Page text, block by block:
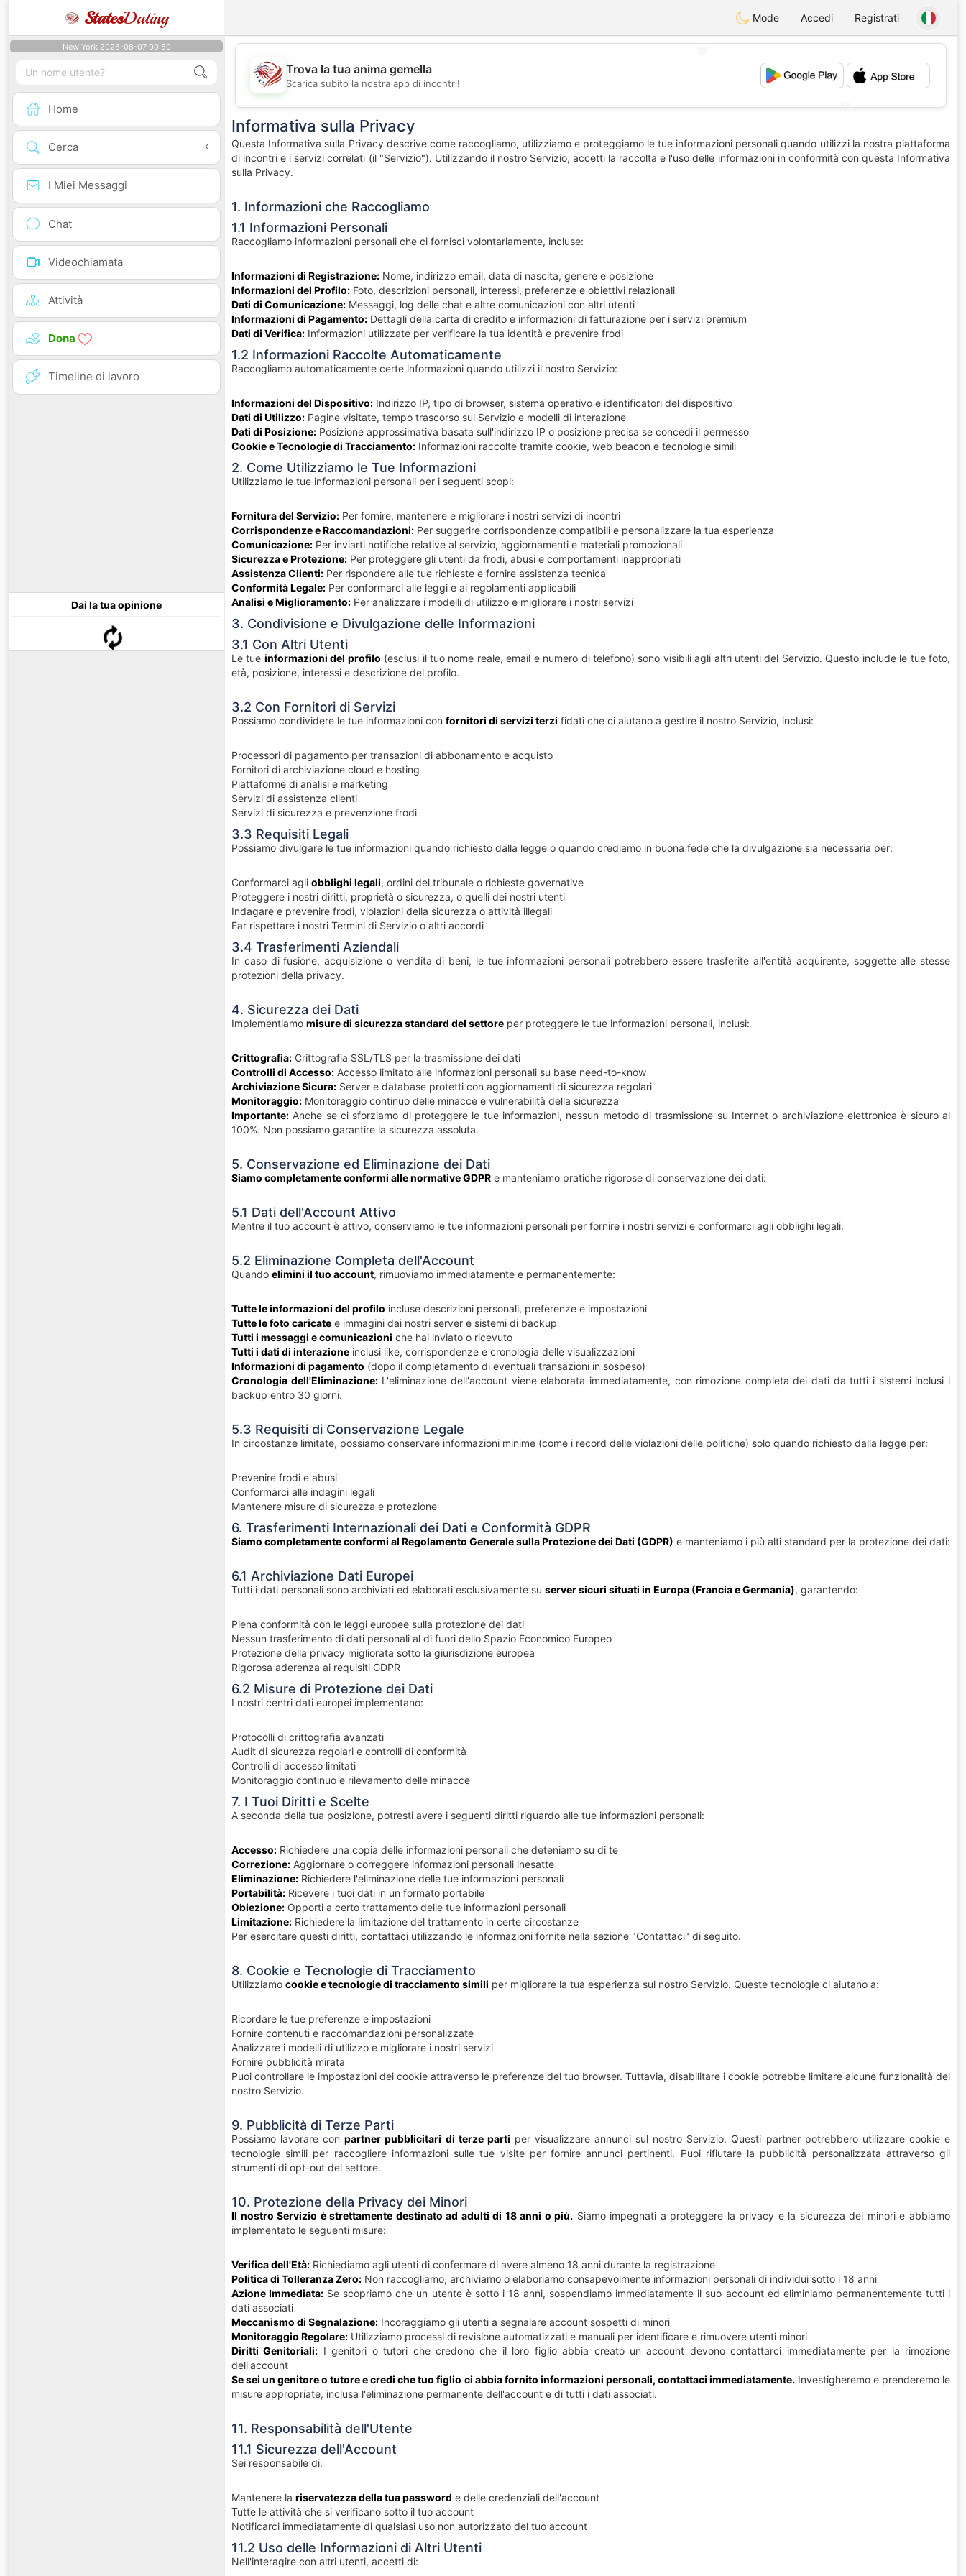
StatesDating Mode Accedi Registrati
New York 2026-08-07 00:50
Home
Cerca
I Miei Messaggi
Chat
Videochiamata
Attività
Dona
Timeline di lavoro
Dai la tua opinione
💖
💕
Trova la tua anima gemella
Scarica subito la nostra app di incontri!
Informativa sulla Privacy
Questa Informativa sulla Privacy descrive come raccogliamo, utilizziamo e proteggiamo le tue informazioni personali quando utilizzi la nostra piattaforma
di incontri e i servizi correlati (il "Servizio"). Utilizzando il nostro Servizio, accetti la raccolta e l'uso delle informazioni in conformità con questa Informativa
sulla Privacy.
1. Informazioni che Raccogliamo
1.1 Informazioni Personali
Raccogliamo informazioni personali che ci fornisci volontariamente, incluse:
Informazioni di Registrazione: Nome, indirizzo email, data di nascita, genere e posizione
Informazioni del Profilo: Foto, descrizioni personali, interessi, preferenze e obiettivi relazionali
Dati di Comunicazione: Messaggi, log delle chat e altre comunicazioni con altri utenti
Informazioni di Pagamento: Dettagli della carta di credito e informazioni di fatturazione per i servizi premium
Dati di Verifica: Informazioni utilizzate per verificare la tua identità e prevenire frodi
1.2 Informazioni Raccolte Automaticamente
Raccogliamo automaticamente certe informazioni quando utilizzi il nostro Servizio:
Informazioni del Dispositivo: Indirizzo IP, tipo di browser, sistema operativo e identificatori del dispositivo
Dati di Utilizzo: Pagine visitate, tempo trascorso sul Servizio e modelli di interazione
Dati di Posizione: Posizione approssimativa basata sull'indirizzo IP o posizione precisa se concedi il permesso
Cookie e Tecnologie di Tracciamento: Informazioni raccolte tramite cookie, web beacon e tecnologie simili
2. Come Utilizziamo le Tue Informazioni
Utilizziamo le tue informazioni personali per i seguenti scopi:
Fornitura del Servizio: Per fornire, mantenere e migliorare i nostri servizi di incontri
Corrispondenze e Raccomandazioni: Per suggerire corrispondenze compatibili e personalizzare la tua esperienza
Comunicazione: Per inviarti notifiche relative al servizio, aggiornamenti e materiali promozionali
Sicurezza e Protezione: Per proteggere gli utenti da frodi, abusi e comportamenti inappropriati
Assistenza Clienti: Per rispondere alle tue richieste e fornire assistenza tecnica
Conformità Legale: Per conformarci alle leggi e ai regolamenti applicabili
Analisi e Miglioramento: Per analizzare i modelli di utilizzo e migliorare i nostri servizi
3. Condivisione e Divulgazione delle Informazioni
3.1 Con Altri Utenti
Le tue informazioni del profilo (esclusi il tuo nome reale, email e numero di telefono) sono visibili agli altri utenti del Servizio. Questo include le tue foto,
età, posizione, interessi e descrizione del profilo.
3.2 Con Fornitori di Servizi
Possiamo condividere le tue informazioni con fornitori di servizi terzi fidati che ci aiutano a gestire il nostro Servizio, inclusi:
Processori di pagamento per transazioni di abbonamento e acquisto
Fornitori di archiviazione cloud e hosting
Piattaforme di analisi e marketing
Servizi di assistenza clienti
Servizi di sicurezza e prevenzione frodi
3.3 Requisiti Legali
Possiamo divulgare le tue informazioni quando richiesto dalla legge o quando crediamo in buona fede che la divulgazione sia necessaria per:
Conformarci agli obblighi legali, ordini del tribunale o richieste governative
Proteggere i nostri diritti, proprietà o sicurezza, o quelli dei nostri utenti
Indagare e prevenire frodi, violazioni della sicurezza o attività illegali
Far rispettare i nostri Termini di Servizio o altri accordi
3.4 Trasferimenti Aziendali
In caso di fusione, acquisizione o vendita di beni, le tue informazioni personali potrebbero essere trasferite all'entità acquirente, soggette alle stesse
protezioni della privacy.
4. Sicurezza dei Dati
Implementiamo misure di sicurezza standard del settore per proteggere le tue informazioni personali, inclusi:
Crittografia: Crittografia SSL/TLS per la trasmissione dei dati
Controlli di Accesso: Accesso limitato alle informazioni personali su base need-to-know
Archiviazione Sicura: Server e database protetti con aggiornamenti di sicurezza regolari
Monitoraggio: Monitoraggio continuo delle minacce e vulnerabilità della sicurezza
Importante: Anche se ci sforziamo di proteggere le tue informazioni, nessun metodo di trasmissione su Internet o archiviazione elettronica è sicuro al
100%. Non possiamo garantire la sicurezza assoluta.
5. Conservazione ed Eliminazione dei Dati
Siamo completamente conformi alle normative GDPR e manteniamo pratiche rigorose di conservazione dei dati:
5.1 Dati dell'Account Attivo
Mentre il tuo account è attivo, conserviamo le tue informazioni personali per fornire i nostri servizi e conformarci agli obblighi legali.
5.2 Eliminazione Completa dell'Account
Quando elimini il tuo account, rimuoviamo immediatamente e permanentemente:
Tutte le informazioni del profilo incluse descrizioni personali, preferenze e impostazioni
Tutte le foto caricate e immagini dai nostri server e sistemi di backup
Tutti i messaggi e comunicazioni che hai inviato o ricevuto
Tutti i dati di interazione inclusi like, corrispondenze e cronologia delle visualizzazioni
Informazioni di pagamento (dopo il completamento di eventuali transazioni in sospeso)
Cronologia dell'Eliminazione:L'eliminazione dell'account viene elaborata immediatamente, con rimozione completa dei dati da tutti i sistemi inclusi i
backup entro 30 giorni.
5.3 Requisiti di Conservazione Legale
In circostanze limitate, possiamo conservare informazioni minime (come i record delle violazioni delle politiche) solo quando richiesto dalla legge per:
Prevenire frodi e abusi
Conformarci alle indagini legali
Mantenere misure di sicurezza e protezione
6. Trasferimenti Internazionali dei Dati e Conformità GDPR
Siamo completamente conformi al Regolamento Generale sulla Protezione dei Dati (GDPR) e manteniamo i più alti standard per la protezione dei dati:
6.1 Archiviazione Dati Europei
Tutti i dati personali sono archiviati ed elaborati esclusivamente su server sicuri situati in Europa (Francia e Germania), garantendo:
Piena conformità con le leggi europee sulla protezione dei dati
Nessun trasferimento di dati personali al di fuori dello Spazio Economico Europeo
Protezione della privacy migliorata sotto la giurisdizione europea
Rigorosa aderenza ai requisiti GDPR
6.2 Misure di Protezione dei Dati
I nostri centri dati europei implementano:
Protocolli di crittografia avanzati
Audit di sicurezza regolari e controlli di conformità
Controlli di accesso limitati
Monitoraggio continuo e rilevamento delle minacce
7. I Tuoi Diritti e Scelte
A seconda della tua posizione, potresti avere i seguenti diritti riguardo alle tue informazioni personali:
Accesso: Richiedere una copia delle informazioni personali che deteniamo su di te
Correzione: Aggiornare o correggere informazioni personali inesatte
Eliminazione: Richiedere l'eliminazione delle tue informazioni personali
Portabilità: Ricevere i tuoi dati in un formato portabile
Obiezione: Opporti a certo trattamento delle tue informazioni personali
Limitazione: Richiedere la limitazione del trattamento in certe circostanze
Per esercitare questi diritti, contattaci utilizzando le informazioni fornite nella sezione "Contattaci" di seguito.
8. Cookie e Tecnologie di Tracciamento
Utilizziamo cookie e tecnologie di tracciamento simili per migliorare la tua esperienza sul nostro Servizio. Queste tecnologie ci aiutano a:
Ricordare le tue preferenze e impostazioni
Fornire contenuti e raccomandazioni personalizzate
Analizzare i modelli di utilizzo e migliorare i nostri servizi
Fornire pubblicità mirata
Puoi controllare le impostazioni dei cookie attraverso le preferenze del tuo browser. Tuttavia, disabilitare i cookie potrebbe limitare alcune funzionalità del
nostro Servizio.
9. Pubblicità di Terze Parti
Possiamo lavorare conpartner pubblicitari di terze parti per visualizzare annunci sul nostro Servizio. Questi partner potrebbero utilizzare cookie e
tecnologie simili per raccogliere informazioni sulle tue visite per fornire annunci pertinenti. Puoi rifiutare la pubblicità personalizzata attraverso gli
strumenti di opt-out del settore.
10. Protezione della Privacy dei Minori
Il nostro Servizio è strettamente destinato ad adulti di 18 anni o più. Siamo impegnati a proteggere la privacy e la sicurezza dei minori e abbiamo
implementato le seguenti misure:
Verifica dell'Età: Richiediamo agli utenti di confermare di avere almeno 18 anni durante la registrazione
Politica di Tolleranza Zero: Non raccogliamo, archiviamo o elaboriamo consapevolmente informazioni personali di individui sotto i 18 anni
Azione Immediata: Se scopriamo che un utente è sotto i 18 anni, sospendiamo immediatamente il suo account ed eliminiamo permanentemente tutti i
dati associati
Meccanismo di Segnalazione: Incoraggiamo gli utenti a segnalare account sospetti di minori
Monitoraggio Regolare: Utilizziamo processi di revisione automatizzati e manuali per identificare e rimuovere utenti minori
Diritti Genitoriali: I genitori o tutori che credono che il loro figlio abbia creato un account devono contattarci immediatamente per la rimozione
dell'account
Se sei un genitore o tutore e credi che tuo figlio ci abbia fornito informazioni personali, contattaci immediatamente.Investigheremo e prenderemo le
misure appropriate, inclusa l'eliminazione permanente dell'account e di tutti i dati associati.
11. Responsabilità dell'Utente
11.1 Sicurezza dell'Account
Sei responsabile di:
Mantenere la riservatezza della tua password e delle credenziali dell'account
Tutte le attività che si verificano sotto il tuo account
Notificarci immediatamente di qualsiasi uso non autorizzato del tuo account
11.2 Uso delle Informazioni di Altri Utenti
Nell'interagire con altri utenti, accetti di: